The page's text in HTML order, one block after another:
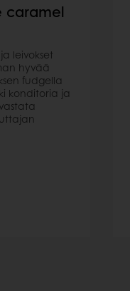
caramel
leivokset
hyvää
fudgella
konditoria ja